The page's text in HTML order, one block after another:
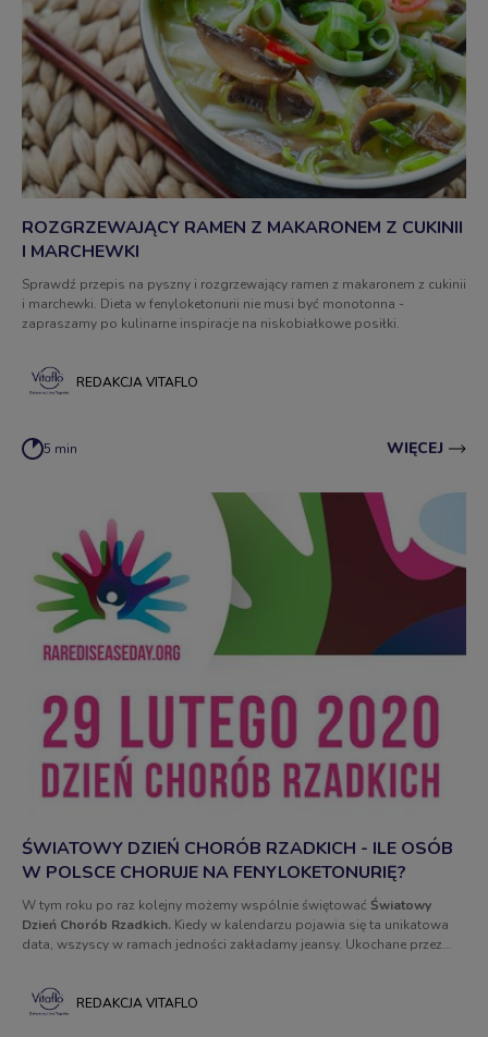
ROZGRZEWAJĄCY RAMEN Z MAKARONEM Z CUKINII
I MARCHEWKI
Sprawdź przepis na pyszny i rozgrzewający ramen z makaronem z cukinii
i marchewki. Dieta w fenyloketonurii nie musi być monotonna -
zapraszamy po kulinarne inspiracje na niskobiałkowe posiłki.
REDAKCJA VITAFLO
5 min WIĘCEJ
ŚWIATOWY DZIEŃ CHORÓB RZADKICH - ILE OSÓB
W POLSCE CHORUJE NA FENYLOKETONURIĘ?
W tym roku po raz kolejny możemy wspólnie świętować Światowy
Dzień Chorób Rzadkich. Kiedy w kalendarzu pojawia się ta unikatowa
data, wszyscy w ramach jedności zakładamy jeansy. Ukochane przez
obchodzony jest Dzień Chorób Rzadkich? Jakie wydarzenia są
REDAKCJA VITAFLO